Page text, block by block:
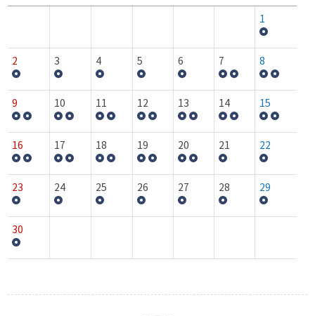
1
2 3 4 5 6 7 8
9 10 11 12 13 14 15
16 17 18 19 20 21 22
23 24 25 26 27 28 29
30